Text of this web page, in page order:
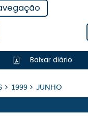
Baixar diário
1999 JUNHO